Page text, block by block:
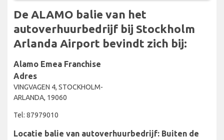
De ALAMO balie van het
autoverhuurbedrijf bij Stockholm
Arlanda Airport bevindt zich bij:
Alamo Emea Franchise
Adres
VINGVAGEN 4, STOCKHOLM-
ARLANDA, 19060
Tel: 87979010
Locatie balie van autoverhuurbedrijf: Buiten de